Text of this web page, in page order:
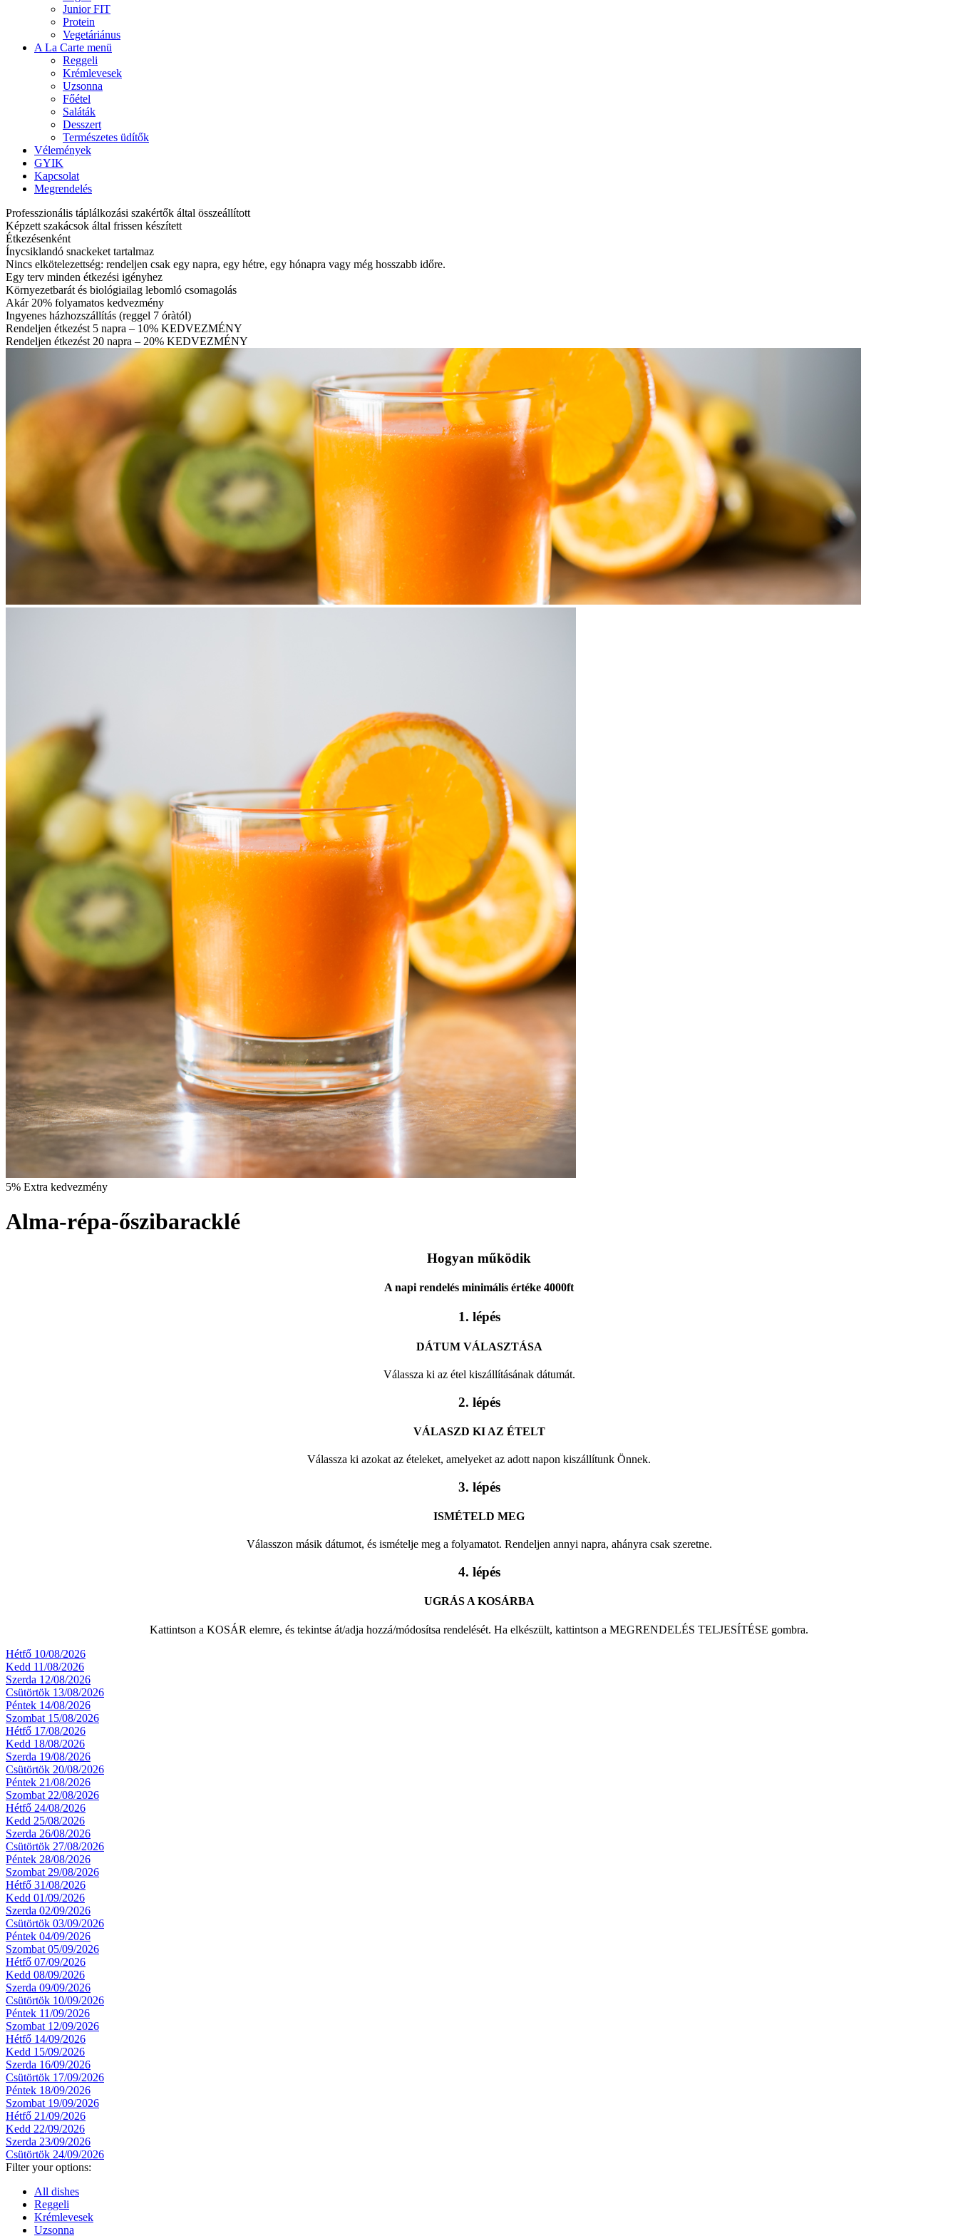
Junior FIT
Protein
Vegetáriánus
A La Carte menü
Reggeli
Krémlevesek
Uzsonna
Főétel
Saláták
Desszert
Természetes üdítők
Vélemények
GYIK
Kapcsolat
Megrendelés
Professzionális táplálkozási szakértők által összeállított
Képzett szakácsok által frissen készített
Étkezésenként
Ínycsiklandó snackeket tartalmaz
Nincs elkötelezettség: rendeljen csak egy napra, egy hétre, egy hónapra vagy még hosszabb időre.
Egy terv minden étkezési igényhez
Környezetbarát és biológiailag lebomló csomagolás
Akár 20% folyamatos kedvezmény
Ingyenes házhozszállítás (reggel 7 óràtól)
Rendeljen étkezést 5 napra – 10% KEDVEZMÉNY
Rendeljen étkezést 20 napra – 20% KEDVEZMÉNY
5% Extra kedvezmény
Alma-répa-őszibaracklé
Hogyan működik
A napi rendelés minimális értéke 4000ft
1. lépés
DÁTUM VÁLASZTÁSA
Válassza ki az étel kiszállításának dátumát.
2. lépés
VÁLASZD KI AZ ÉTELT
Válassza ki azokat az ételeket, amelyeket az adott napon kiszállítunk Önnek.
3. lépés
ISMÉTELD MEG
Válasszon másik dátumot, és ismételje meg a folyamatot. Rendeljen annyi napra, ahányra csak szeretne.
4. lépés
UGRÁS A KOSÁRBA
Kattintson a KOSÁR elemre, és tekintse át/adja hozzá/módosítsa rendelését. Ha elkészült, kattintson a MEGRENDELÉS TELJESÍTÉSE gombra.
Hétfő 10/08/2026
Kedd 11/08/2026
Szerda 12/08/2026
Csütörtök 13/08/2026
Péntek 14/08/2026
Szombat 15/08/2026
Hétfő 17/08/2026
Kedd 18/08/2026
Szerda 19/08/2026
Csütörtök 20/08/2026
Péntek 21/08/2026
Szombat 22/08/2026
Hétfő 24/08/2026
Kedd 25/08/2026
Szerda 26/08/2026
Csütörtök 27/08/2026
Péntek 28/08/2026
Szombat 29/08/2026
Hétfő 31/08/2026
Kedd 01/09/2026
Szerda 02/09/2026
Csütörtök 03/09/2026
Péntek 04/09/2026
Szombat 05/09/2026
Hétfő 07/09/2026
Kedd 08/09/2026
Szerda 09/09/2026
Csütörtök 10/09/2026
Péntek 11/09/2026
Szombat 12/09/2026
Hétfő 14/09/2026
Kedd 15/09/2026
Szerda 16/09/2026
Csütörtök 17/09/2026
Péntek 18/09/2026
Szombat 19/09/2026
Hétfő 21/09/2026
Kedd 22/09/2026
Szerda 23/09/2026
Csütörtök 24/09/2026
Filter your options:
All dishes
Reggeli
Krémlevesek
Uzsonna